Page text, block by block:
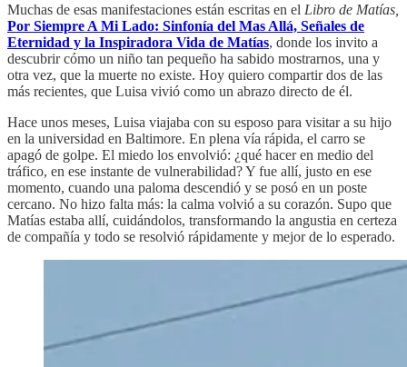
Muchas de esas manifestaciones están escritas en el Libro de Matías,
Por Siempre A Mi Lado: Sinfonía del Mas Allá, Señales de
Eternidad y la Inspiradora Vida de Matías, donde los invito a
descubrir cómo un niño tan pequeño ha sabido mostrarnos, una y
otra vez, que la muerte no existe. Hoy quiero compartir dos de las
más recientes, que Luisa vivió como un abrazo directo de él.
Hace unos meses, Luisa viajaba con su esposo para visitar a su hijo
en la universidad en Baltimore. En plena vía rápida, el carro se
apagó de golpe. El miedo los envolvió: ¿qué hacer en medio del
tráfico, en ese instante de vulnerabilidad? Y fue allí, justo en ese
momento, cuando una paloma descendió y se posó en un poste
cercano. No hizo falta más: la calma volvió a su corazón. Supo que
Matías estaba allí, cuidándolos, transformando la angustia en certeza
de compañía y todo se resolvió rápidamente y mejor de lo esperado.